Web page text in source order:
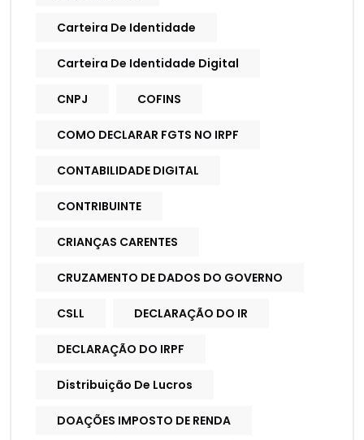
Carteira De Identidade
Carteira De Identidade Digital
CNPJ COFINS
COMO DECLARAR FGTS NO IRPF
CONTABILIDADE DIGITAL
CONTRIBUINTE
CRIANÇAS CARENTES
CRUZAMENTO DE DADOS DO GOVERNO
CSLL DECLARAÇÃO DO IR
DECLARAÇÃO DO IRPF
Distribuição De Lucros
DOAÇÕES IMPOSTO DE RENDA